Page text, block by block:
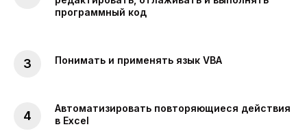
программный код
Понимать и применять язык VBA
Автоматизировать повторяющиеся действия
в Excel